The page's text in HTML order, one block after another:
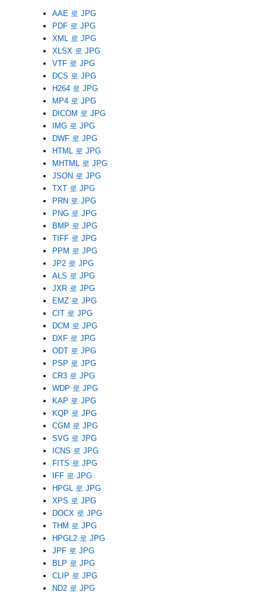
AAE 로 JPG
PDF 로 JPG
XML 로 JPG
XLSX 로 JPG
VTF 로 JPG
DCS 로 JPG
H264 로 JPG
MP4 로 JPG
DICOM 로 JPG
IMG 로 JPG
DWF 로 JPG
HTML 로 JPG
MHTML 로 JPG
JSON 로 JPG
TXT 로 JPG
PRN 로 JPG
PNG 로 JPG
BMP 로 JPG
TIFF 로 JPG
PPM 로 JPG
JP2 로 JPG
ALS 로 JPG
JXR 로 JPG
EMZ 로 JPG
CIT 로 JPG
DCM 로 JPG
DXF 로 JPG
ODT 로 JPG
PSP 로 JPG
CR3 로 JPG
WDP 로 JPG
KAP 로 JPG
KQP 로 JPG
CGM 로 JPG
SVG 로 JPG
ICNS 로 JPG
FITS 로 JPG
IFF 로 JPG
HPGL 로 JPG
XPS 로 JPG
DOCX 로 JPG
THM 로 JPG
HPGL2 로 JPG
JPF 로 JPG
BLP 로 JPG
CLIP 로 JPG
ND2 로 JPG